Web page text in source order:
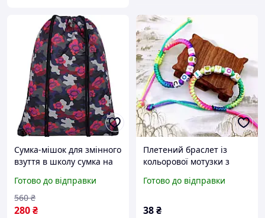
Сумка-мішок для змінного
взуття в школу сумка на
Bagland 459 48x36x5 см з
квітами
Готово до відправки
280₴
560 ₴
Плетений браслет із
кольорової мотузки з
Готово до відправки
38₴